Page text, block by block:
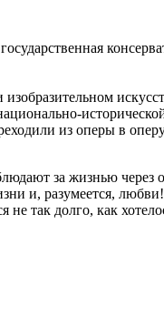
изобразительном
из оперы в
за жизнью
и, разумеется,
так долго, как